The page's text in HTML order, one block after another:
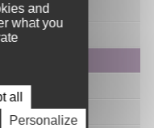
and
what you
all
Personalize